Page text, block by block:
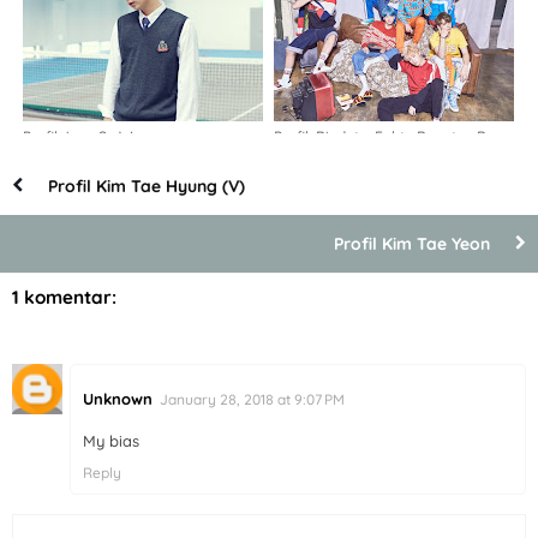
Profil Jung Se Woon
Profil, Biodata, Fakta Bangtan Boys
Profil Kim Tae Hyung (V)
Profil Kim Tae Yeon
1 komentar:
Unknown January 28, 2018 at 9:07 PM
My bias
Reply